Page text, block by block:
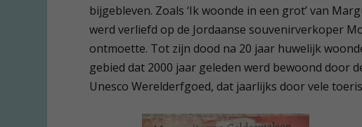
bijgebleven. Zoals ‘Ik woonde in een grot’ van
werd verliefd op de Jordaanse souvenirverkoper
ontmoette. Tot zijn dood na 20 jaar huwelijk
gebied dat 2000 jaar geleden werd bewoond door
Unesco Werelderfgoed, dat jaarlijks door vele